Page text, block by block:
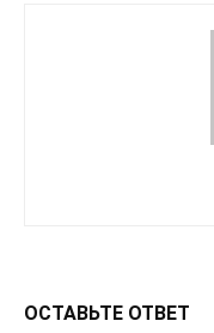
ОСТАВЬТЕ ОТВЕТ